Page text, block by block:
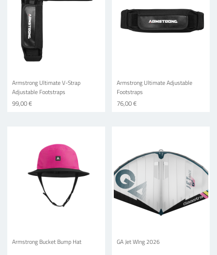
Armstrong Ultimate V-Strap
Adjustable Footstraps
99,00 €
Armstrong Ultimate Adjustable
Footstraps
76,00 €
Armstrong Bucket Bump Hat GA Jet WIng 2026